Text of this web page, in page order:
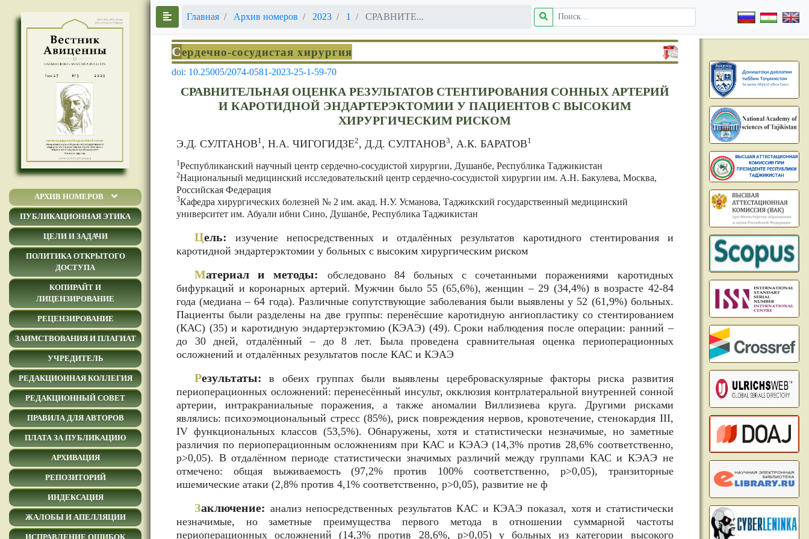
АРХИВ НОМЕРОВ
ПУБЛИКАЦИОННАЯ ЭТИКА
ЦЕЛИ И ЗАДАЧИ
ПОЛИТИКА ОТКРЫТОГО
ДОСТУПА
КОПИРАЙТ И
ЛИЦЕНЗИРОВАНИЕ
РЕЦЕНЗИРОВАНИЕ
ЗАИМСТВОВАНИЯ И ПЛАГИАТ
УЧРЕДИТЕЛЬ
РЕДАКЦИОННАЯ КОЛЛЕГИЯ
РЕДАКЦИОННЫЙ СОВЕТ
ПРАВИЛА ДЛЯ АВТОРОВ
ПЛАТА ЗА ПУБЛИКАЦИЮ
АРХИВАЦИЯ
РЕПОЗИТОРИЙ
ИНДЕКСАЦИЯ
ЖАЛОБЫ И АПЕЛЛЯЦИИ
ИСПРАВЛЕНИЕ ОШИБОК
Главная Архив номеров 2023 1 СРАВНИТЕ...
Сердечно-сосудистая хирургия
doi: 10.25005/2074-0581-2023-25-1-59-70
СРАВНИТЕЛЬНАЯ ОЦЕНКА РЕЗУЛЬТАТОВ СТЕНТИРОВАНИЯ СОННЫХ АРТЕРИЙ
И КАРОТИДНОЙ ЭНДАРТЕРЭКТОМИИ У ПАЦИЕНТОВ С ВЫСОКИМ
ХИРУРГИЧЕСКИМ РИСКОМ
Э.Д. СУЛТАНОВ1, Н.А. ЧИГОГИДЗЕ2, Д.Д. СУЛТАНОВ3, А.К. БАРАТОВ1
1Республиканский научный центр сердечно-сосудистой хирургии, Душанбе, Республика Таджикистан
2Национальный медицинский исследовательский центр сердечно-сосудистой хирургии им. А.Н. Бакулева, Москва,
Российская Федерация
3Кафедра хирургических болезней № 2 им. акад. Н.У. Усманова, Таджикский государственный медицинский
университет им. Абуали ибни Сино, Душанбе, Республика Таджикистан
Цель: изучение непосредственных и отдалённых результатов каротидного стентирования и
каротидной эндартерэктомии у больных с высоким хирургическим риском
Материал и методы:
обследовано 84 больных с сочетанными поражениями каротидных
бифуркаций и коронарных артерий. Мужчин было 55 (65,6%), женщин – 29 (34,4%) в возрасте 42-84
года (медиана – 64 года). Различные сопутствующие заболевания были выявлены у 52 (61,9%) больных.
Пациенты были разделены на две группы: перенёсшие каротидную ангиопластику со стентированием
(КАС) (35) и каротидную эндартерэктомию (КЭАЭ) (49). Сроки наблюдения после операции: ранний –
до 30 дней, отдалённый – до 8 лет. Была проведена сравнительная оценка периоперационных
осложнений и отдалённых результатов после КАС и КЭАЭ
Результаты: в обеих группах были выявлены цереброваскулярные факторы риска развития
периоперационных осложнений: перенесённый инсульт, окклюзия контрлатеральной внутренней сонной
артерии, интракраниальные поражения, а также аномалии Виллизиева круга. Другими рисками
являлись: психоэмоциональный стресс (85%), риск повреждения нервов, кровотечение, стенокардия III,
IV функциональных классов (53,5%). Обнаружены, хотя и статистически незначимые, но заметные
различия по периоперационным осложнениям при КАС и КЭАЭ (14,3% против 28,6% соответственно,
р>0,05). В отдалённом периоде статистически значимых различий между группами КАС и КЭАЭ не
отмечено: общая выживаемость (97,2% против 100% соответственно, р>0,05), транзиторные
ишемические атаки (2,8% против 4,1% соответственно, р>0,05), развитие не ф
Заключение: анализ непосредственных результатов КАС и КЭАЭ показал, хотя и статистически
незначимые, но заметные преимущества первого метода в отношении суммарной частоты
периоперационных осложнений (14,3% против 28,6%, p>0,05) у больных из категории высокого